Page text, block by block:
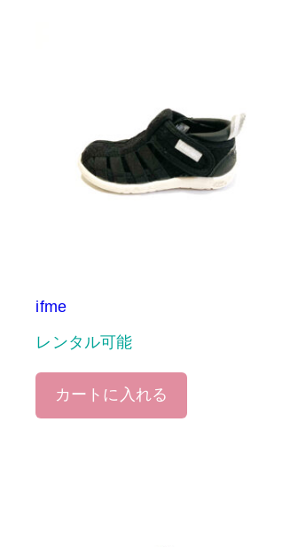
ifme
レンタル可能
カートに入れる